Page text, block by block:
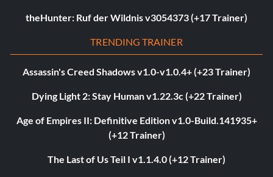
theHunter: Ruf der Wildnis v3054373 (+17 Trainer)
TRENDING TRAINER
Assassin's Creed Shadows v1.0-v1.0.4+ (+23 Trainer)
Dying Light 2: Stay Human v1.22.3c (+22 Trainer)
Age of Empires II: Definitive Edition v1.0-Build.141935+
(+12 Trainer)
The Last of Us Teil I v1.1.4.0 (+12 Trainer)